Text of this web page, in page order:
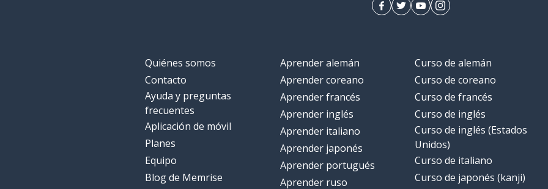
Quiénes somos
Contacto
Ayuda y preguntas
frecuentes
Aplicación de móvil
Planes
Equipo
Blog de Memrise
Aprender alemán
Aprender coreano
Aprender francés
Aprender inglés
Aprender italiano
Aprender japonés
Aprender portugués
Aprender ruso
Curso de alemán
Curso de coreano
Curso de francés
Curso de inglés
Curso de inglés (Estados
Unidos)
Curso de italiano
Curso de japonés (kanji)